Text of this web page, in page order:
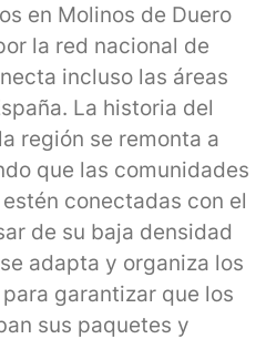
en Molinos de Duero
la red nacional de
incluso las áreas
La historia del
región se remonta a
que las comunidades
conectadas con el
de su baja densidad
adapta y organiza los
garantizar que los
sus paquetes y